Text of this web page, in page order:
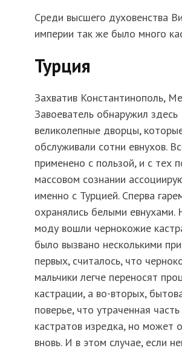
Среди высшего духовенства
империи так же было много
Турция
Захватив Константинополь,
Завоеватель обнаружил здесь
великолепные дворцы,
обслуживали сотни евнухов.
применено с пользой, и с тех
массовом сознании
именно с Турцией. Сперва
охранялись белыми евнухами.
моду вошли чернокожие
было вызвано несколькими
первых, считалось, что
мальчики легче переносят
кастрации, а во-вторых,
поверье, что утраченная
кастратов изредка, но может
вновь. И в этом случае, если